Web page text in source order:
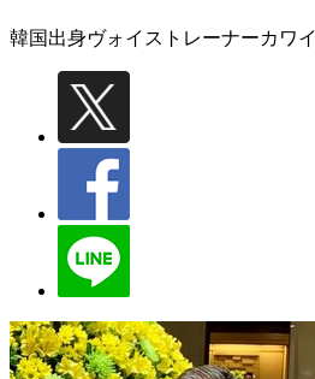
韓国出身ヴォイストレーナーカワ